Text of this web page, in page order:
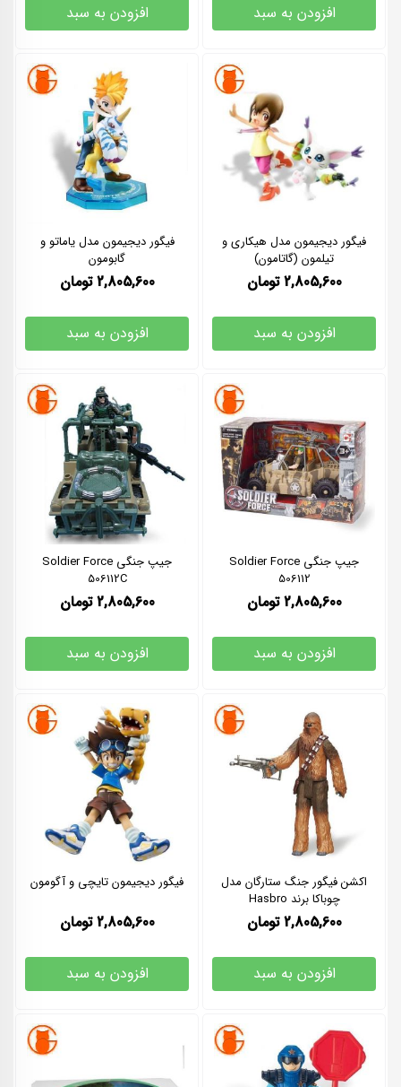
افزودن به سبد افزودن به سبد
فیگور دیجیمون مدل هیکاری و
تیلمون (گاتامون)
2,805,600 تومان
افزودن به سبد
فیگور دیجیمون مدل یاماتو و
گابومون
2,805,600 تومان
افزودن به سبد
جیپ جنگی Soldier Force
506112
2,805,600 تومان
افزودن به سبد
جیپ جنگی Soldier Force
506112C
2,805,600 تومان
افزودن به سبد
اکشن فیگور جنگ ستارگان مدل
چوباکا برند Hasbro
2,805,600 تومان
افزودن به سبد
فیگور دیجیمون تایچی و آگومون
2,805,600 تومان
افزودن به سبد